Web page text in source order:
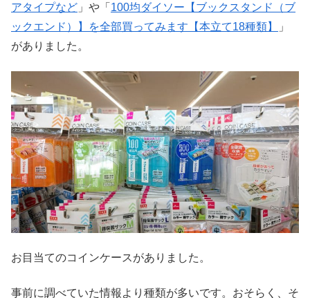
アタイプなど 」や「 100均ダイソー【ブックスタンド（ブ
ックエンド）】を全部買ってみます【本立て18種類】
」
がありました。
お目当てのコインケースがありました。
事前に調べていた情報より種類が多いです。おそらく、そ